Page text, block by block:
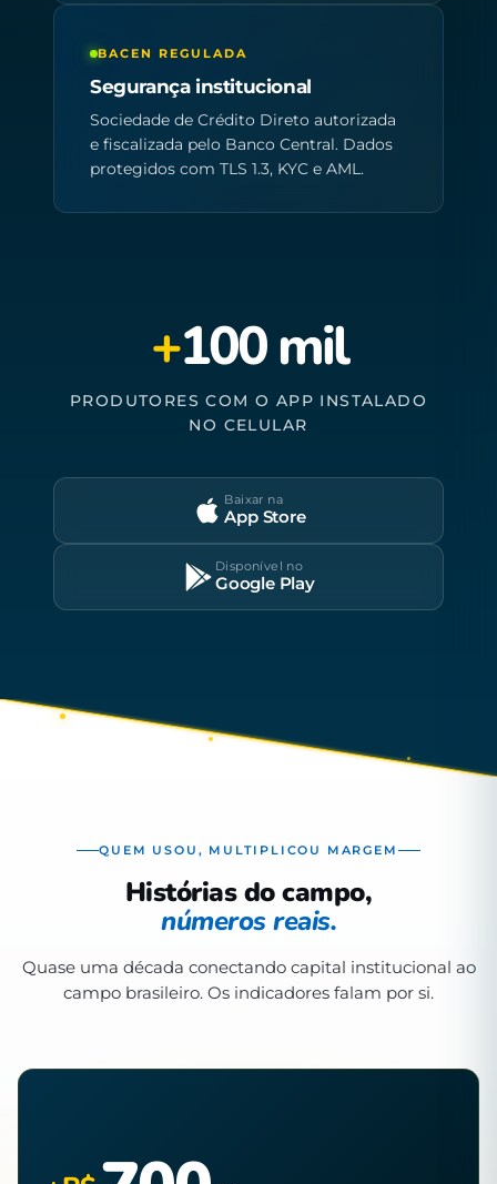
BACEN REGULADA
Segurança institucional
Sociedade de Crédito Direto autorizada
e fiscalizada pelo Banco Central. Dados
protegidos com TLS 1.3, KYC e AML.
+100 mil
PRODUTORES COM O APP INSTALADO
NO CELULAR
Baixar na
App Store
Disponível no
Google Play
QUEM USOU, MULTIPLICOU MARGEM
Histórias do campo,
números reais.
Quase uma década conectando capital institucional ao
campo brasileiro. Os indicadores falam por si.